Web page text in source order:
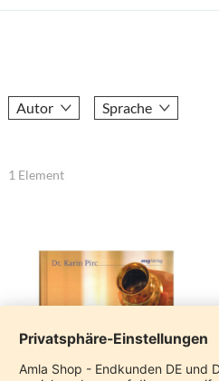
Autor Sprache
1 Element